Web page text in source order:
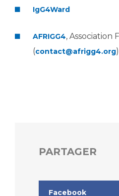
IgG4Ward
AFRIGG4, Association
(contact@afrigg4.org)
PARTAGER
Facebook